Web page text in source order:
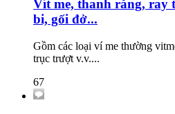
Vít me, thanh răng,
bi, gối đở...
Gồm các loại ví me thường
trục trượt v.v....
67